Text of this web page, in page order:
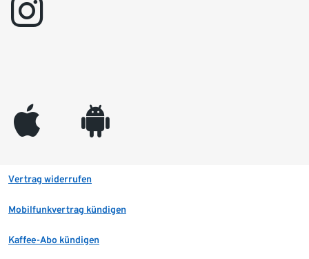
instagram
appleinc android
Vertrag widerrufen
Mobilfunkvertrag kündigen
Kaffee-Abo kündigen